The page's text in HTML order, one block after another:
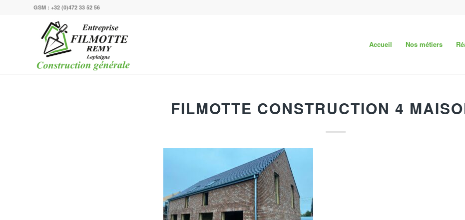
GSM : +32 (0)472 33 52 56
Accueil Nos métiers
FILMOTTE CONSTRUCTION 4